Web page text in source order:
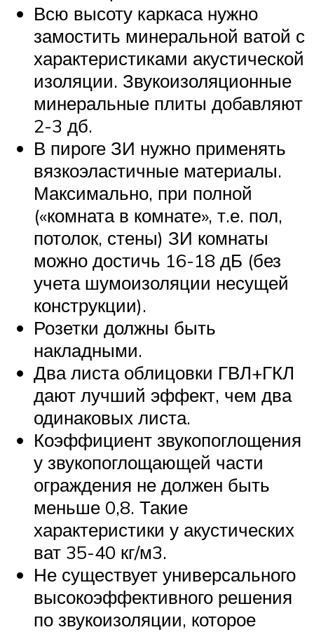
Всю высоту каркаса нужно
замостить минеральной ватой с
характеристиками акустической
изоляции. Звукоизоляционные
минеральные плиты добавляют
2-3 дб.
В пироге ЗИ нужно применять
вязкоэластичные материалы.
Максимально, при полной
(«комната в комнате», т.е. пол,
потолок, стены) ЗИ комнаты
можно достичь 16-18 дБ (без
учета шумоизоляции несущей
конструкции).
Розетки должны быть
накладными.
Два листа облицовки ГВЛ+ГКЛ
дают лучший эффект, чем два
одинаковых листа.
Коэффициент звукопоглощения
у звукопоглощающей части
ограждения не должен быть
меньше 0,8. Такие
характеристики у акустических
ват 35-40 кг/м3.
Не существует универсального
высокоэффективного решения
по звукоизоляции, которое